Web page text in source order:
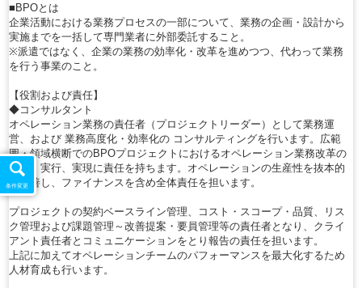
■BPOとは
企業活動における業務プロセスの一部について、業務の企画・設計から
実施までを一括して専門業者に外部委託すること。
※派遣ではなく、企業の業務の効率化・改革を進めつつ、代わって業務
を行う事業のこと。
【役割および責任】
◆コンサルタント
オペレーション業務の責任者（プロジェクトリーダー）として業務運
営、および 業務高度化・効率化の コンサルティングを行います。広範
囲・領域横断でのBPOプロジェクトにおけるオペレーション業務改革の
企画、実行、実現に責任を持ちます。オペレーションの生産性を抜本的
に改善し、ファイナンスを含め全体責任を担います。
プロジェクトの契約ベースライン管理、コスト・スコープ・品質、リス
ク管理および課題管理～改善提案・要員管理等の責任者となり、クライ
アント責任者とコミュニケーションをとり報告の責任を担います。
上記に加えてオペレーションチームのパフォーマンスを最大化するため
人材育成も行います。
条件変更